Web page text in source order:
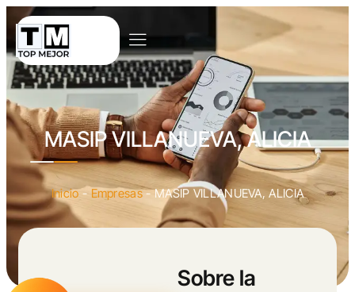
MASIP VILLANUEVA, ALICIA
Inicio- Empresas-MASIP VILLANUEVA, ALICIA
Sobre la